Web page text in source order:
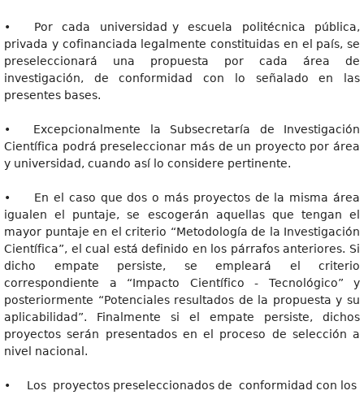
• Por cada universidad y escuela politécnica pública,
privada y cofinanciada legalmente constituidas en el país, se
preseleccionará una propuesta por cada área de
investigación, de conformidad con lo señalado en las
presentes bases.
• Excepcionalmente la Subsecretaría de Investigación
Científica podrá preseleccionar más de un proyecto por área
y universidad, cuando así lo considere pertinente.
• En el caso que dos o más proyectos de la misma área
igualen el puntaje, se escogerán aquellas que tengan el
mayor puntaje en el criterio “Metodología de la Investigación
Científica”, el cual está definido en los párrafos anteriores. Si
dicho empate persiste, se empleará el criterio
correspondiente a “Impacto Científico - Tecnológico” y
posteriormente “Potenciales resultados de la propuesta y su
aplicabilidad”. Finalmente si el empate persiste, dichos
proyectos serán presentados en el proceso de selección a
nivel nacional.
• Los proyectos preseleccionados de conformidad con los